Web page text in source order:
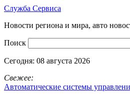
Служба Сервиса
Новости региона и мира, авто
Поиск
Сегодня: 08 августа 2026
Свежее:
Автоматические системы